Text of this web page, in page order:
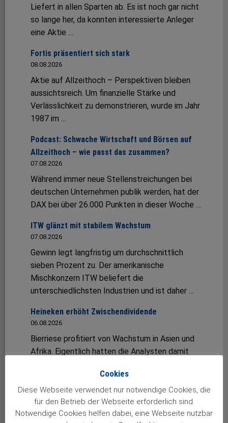
Liefert in allen Sparten ab. Es ist noch gar nicht
so lange her, da konnten interessierte Anleger
eine Aktie …
Fortis präsentiert sich stark
08.08.2026
Aktie auf Allzeithoch – Perspektiven bleiben
aussichtsreich. Um finanzielle Stärke und
Verlässlichkeit zu demonstrieren, wurde im Jahr
1987 im …
Podcast: Schwache Wirtschaft und Börsen auf
Allzeithoch – wie passt das zusammen?
07.08.2026
Während immer neue Stellenstreichungen bei
deutschen Unternehmen publik werden, hat der
DAX bei über 26.000 Punkten in dieser Woche …
ITW glänzt mit stabilem Wachstum
07.08.2026
Gewinn legt langfristig um durchschnittlich
sieben Prozent zu. Der amerikanische
Mischkonzern ITW beliefert die
unterschiedlichsten Industrien und ist daher …
Heineken erhöht Zwischendividende
06.08.2026
Bierriese profitiert von Wachstum in Asien und
Afrika. Eigentlich hatten die Analysten damit
Fuchs mit starkem erstem Halbjahr
Umsatz und Gewinn wachsen zweistellig –
Cookies
Diese Webseite verwendet nur notwendige Cookies, die
für den Betrieb der Webseite erforderlich sind.
Notwendige Cookies helfen dabei, eine Webseite nutzbar